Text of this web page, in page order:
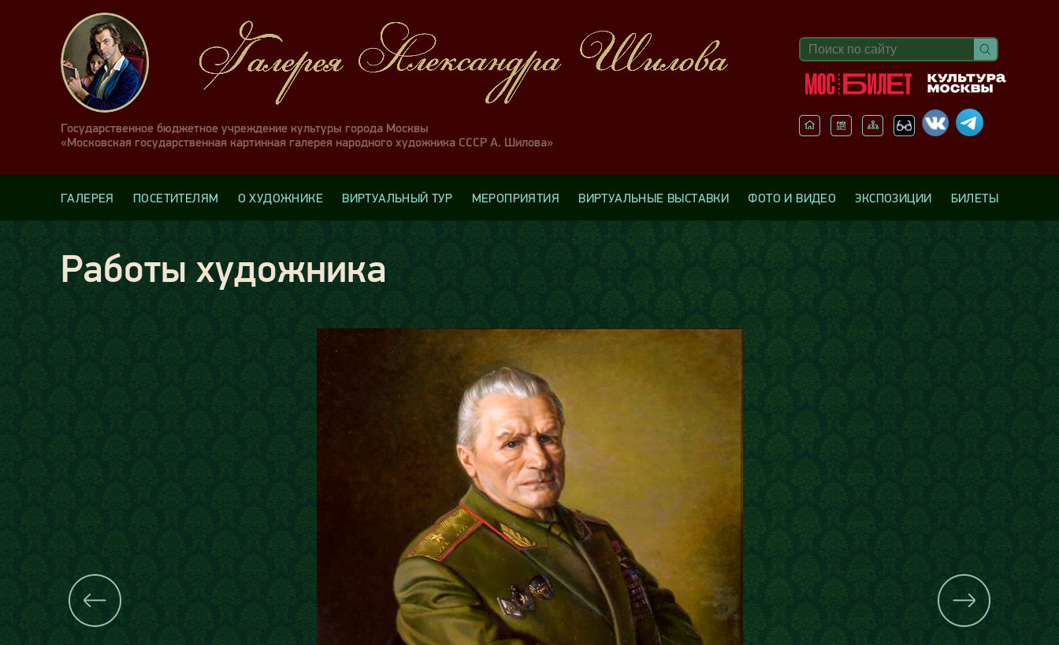
Государственное бюджетное учреждение культуры города Москвы
«Московская государственная картинная галерея народного художника СССР А. Шилова»
ГАЛЕРЕЯ ПОСЕТИТЕЛЯМ О ХУДОЖНИКЕ ВИРТУАЛЬНЫЙ ТУР МЕРОПРИЯТИЯ ВИРТУАЛЬНЫЕ ВЫСТАВКИ ФОТО И ВИДЕО ЭКСПОЗИЦИИ БИЛЕТЫ
Работы художника